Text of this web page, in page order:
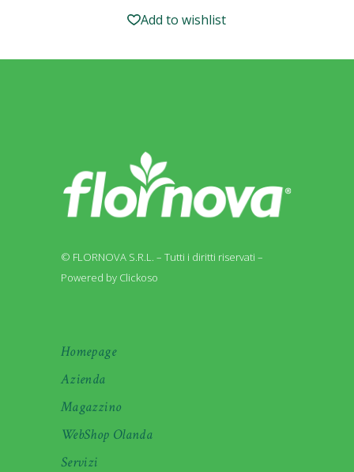
Add to wishlist
© FLORNOVA S.R.L. – Tutti i diritti riservati –
Powered by Clickoso
Homepage
Azienda
Magazzino
WebShop Olanda
Servizi